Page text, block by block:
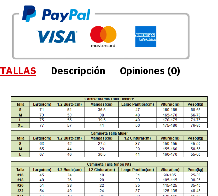
TALLAS Descripción Opiniones (0)